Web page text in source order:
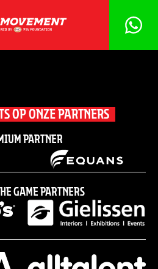
OP ONZE PARTNERS
partner
game partners